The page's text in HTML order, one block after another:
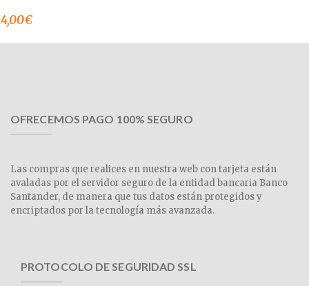
€
OFRECEMOS PAGO 100% SEGURO
Las compras que realices en nuestra web con tarjeta están
avaladas por el servidor seguro de la entidad bancaria Banco
Santander, de manera que tus datos están protegidos y
encriptados por la tecnología más avanzada.
PROTOCOLO DE SEGURIDAD SSL